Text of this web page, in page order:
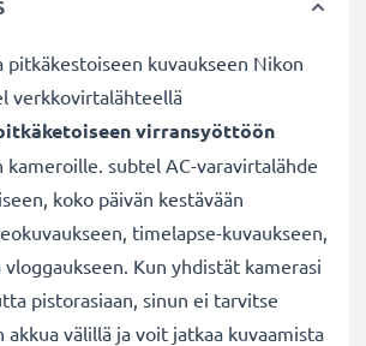
pitkäkestoiseen kuvaukseen Nikon
verkkovirtalähteellä
virransyöttöön
subtel AC-varavirtalähde
koko päivän kestävään
timelapse-kuvaukseen,
Kun yhdistät kamerasi
pistorasiaan, sinun ei tarvitse
akkua välillä ja voit jatkaa kuvaamista